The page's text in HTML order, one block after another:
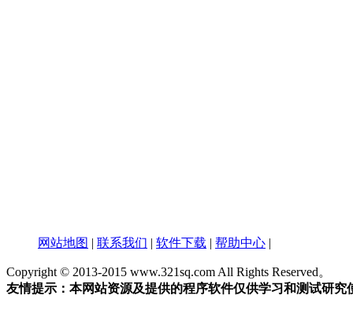
网站地图 | 联系我们 | 软件下载 | 帮助中心 |
Copyright © 2013-2015 www.321sq.com All Rights Reserved。
友情提示：本网站资源及提供的程序软件仅供学习和测试研